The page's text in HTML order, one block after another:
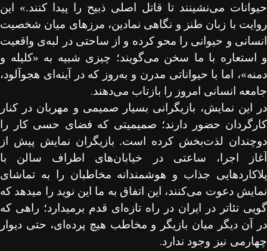
حیوانات می‌نشینند تا قاتل اصلی ذبیح را پیدا کنند.» این
روایت با زبان طنز و نگاهی نمادین، مرزهای میان شخصیت
انسانی و حیوانی را محو کرده و از ساحتی در لبه‌ی واقعیت
و استعاره با ما سخن می‌گویند؛ چیزی شبیه به «کلیله و
دمنه»، اما با حیواناتی مدرن و به‌روز که در آینه‌ای هجوآلود،
جامعه انسانی امروز را بازتاب می‌دهند.
در این نمایش، بازیگرانی بسیار صمیمی و مهربان در کنار
کارگردان حضور دارند؛ صمیمیتی که فضای حسی کار را
دوچندان لذت‌بخش کرده است. بازیگران نمایش پیش از
آغاز اجرا، ساعتی در خیابان‌های اطراف سالن با
پلاکاردهایی جذاب و هوشمندانه مخاطبان را به تماشای
نمایش دعوت می‌کنند، این اتفاق به ما این نوید را میدهد که
گویی تئاتر در ایران در راه تازه‌ای قدم برمیدارد؛ راهی که
در آن دیگر میان بازیگر و مخاطب هیچ پرده‌ای، حتی دیوار
چهارمی نیز وجود ندارد.